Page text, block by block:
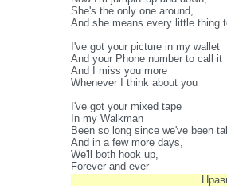
She's the only one around,
And she means every little thing
I've got your picture in my wallet
And your Phone number to call it
And I miss you more
Whenever I think about you
I've got your mixed tape
In my Walkman
Been so long since we've been
And in a few more days,
We'll both hook up,
Forever and ever